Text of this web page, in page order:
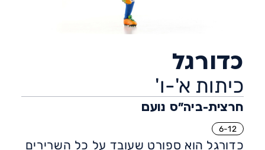
כדורגל
כיתות א'-ו'
חרצית-ביה״ס נועם
6-12
כדורגל הוא ספורט שעובד על כל השרירים